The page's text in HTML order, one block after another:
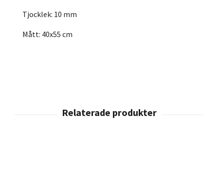
Tjocklek: 10 mm
Mått: 40x55 cm